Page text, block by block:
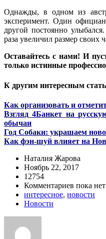
Однажды, в одном из
эксперимент. Один
другой постоянно
раза увеличил размер своих
Оставайтесь с нами! И
только истинные
К другим интересным
Как организовать и
Взгляд 4Банкет на
обычаи
Год Собаки: украшаем
Как фэн-шуй влияет на
Наталия Жарова
Ноябрь 22, 2017
12754
Комментариев пока нет
интересное, новости
Новости